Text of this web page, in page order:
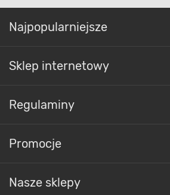
Najpopularniejsze
Sklep internetowy
Regulaminy
Promocje
Nasze sklepy